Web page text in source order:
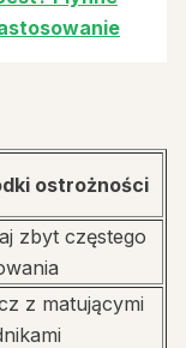
ostrożności
zbyt częstego
z matującymi